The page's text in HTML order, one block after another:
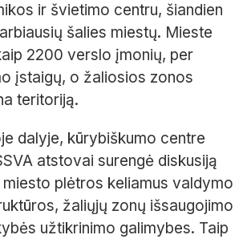
ir švietimo centru, šiandien
šalies miestų. Mieste
2200 verslo įmonių, per
įstaigų, o žaliosios zonos
teritoriją.
dalyje, kūrybiškumo centre
atstovai surengė diskusiją
plėtros keliamus valdymo
žaliųjų zonų išsaugojimo
užtikrinimo galimybes. Taip